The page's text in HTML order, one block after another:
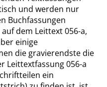
und werden nur
Buchfassungen
dem Leittext 056-a,
einige
die gravierendste die
Leittextfassung 056-a
ein